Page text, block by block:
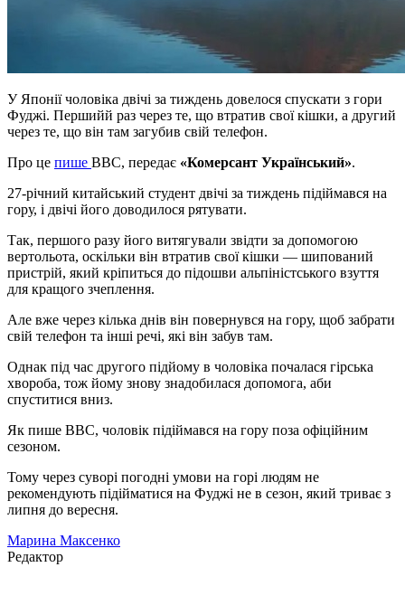
У Японії чоловіка двічі за тиждень довелося спускати з гори
Фуджі. Першийй раз через те, що втратив свої кішки, а другий
через те, що він там загубив свій телефон.
Про це пише BBC, передає «Комерсант Український».
27-річний китайський студент двічі за тиждень підіймався на
гору, і двічі його доводилося рятувати.
Так, першого разу його витягували звідти за допомогою
вертольота, оскільки він втратив свої кішки — шипований
пристрій, який кріпиться до підошви альпіністського взуття
для кращого зчеплення.
Але вже через кілька днів він повернувся на гору, щоб забрати
свій телефон та інші речі, які він забув там.
Однак під час другого підйому в чоловіка почалася гірська
хвороба, тож йому знову знадобилася допомога, аби
спуститися вниз.
Як пише BBC, чоловік підіймався на гору поза офіційним
сезоном.
Тому через суворі погодні умови на горі людям не
рекомендують підійматися на Фуджі не в сезон, який триває з
липня до вересня.
Марина Максенко
Редактор